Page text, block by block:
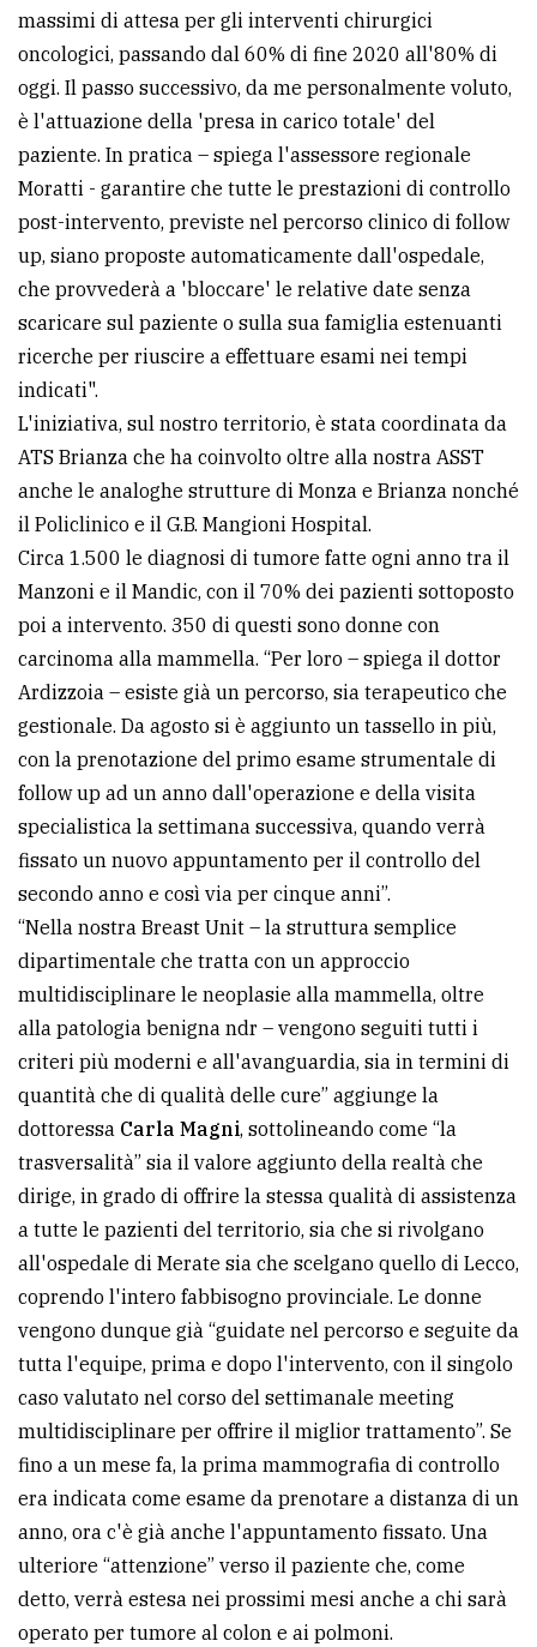
massimi di attesa per gli interventi chirurgici
oncologici, passando dal 60% di fine 2020 all'80% di
oggi. Il passo successivo, da me personalmente voluto,
è l'attuazione della 'presa in carico totale' del
paziente. In pratica – spiega l'assessore regionale
Moratti - garantire che tutte le prestazioni di controllo
post-intervento, previste nel percorso clinico di follow
up, siano proposte automaticamente dall'ospedale,
che provvederà a 'bloccare' le relative date senza
scaricare sul paziente o sulla sua famiglia estenuanti
ricerche per riuscire a effettuare esami nei tempi
indicati".
L'iniziativa, sul nostro territorio, è stata coordinata da
ATS Brianza che ha coinvolto oltre alla nostra ASST
anche le analoghe strutture di Monza e Brianza nonché
il Policlinico e il G.B. Mangioni Hospital.
Circa 1.500 le diagnosi di tumore fatte ogni anno tra il
Manzoni e il Mandic, con il 70% dei pazienti sottoposto
poi a intervento. 350 di questi sono donne con
carcinoma alla mammella. “Per loro – spiega il dottor
Ardizzoia – esiste già un percorso, sia terapeutico che
gestionale. Da agosto si è aggiunto un tassello in più,
con la prenotazione del primo esame strumentale di
follow up ad un anno dall'operazione e della visita
specialistica la settimana successiva, quando verrà
fissato un nuovo appuntamento per il controllo del
secondo anno e così via per cinque anni”.
“Nella nostra Breast Unit – la struttura semplice
dipartimentale che tratta con un approccio
multidisciplinare le neoplasie alla mammella, oltre
alla patologia benigna ndr – vengono seguiti tutti i
criteri più moderni e all'avanguardia, sia in termini di
quantità che di qualità delle cure” aggiunge la
dottoressa Carla Magni, sottolineando come “la
trasversalità” sia il valore aggiunto della realtà che
dirige, in grado di offrire la stessa qualità di assistenza
a tutte le pazienti del territorio, sia che si rivolgano
all'ospedale di Merate sia che scelgano quello di Lecco,
coprendo l'intero fabbisogno provinciale. Le donne
vengono dunque già “guidate nel percorso e seguite da
tutta l'equipe, prima e dopo l'intervento, con il singolo
caso valutato nel corso del settimanale meeting
multidisciplinare per offrire il miglior trattamento”. Se
fino a un mese fa, la prima mammografia di controllo
era indicata come esame da prenotare a distanza di un
anno, ora c'è già anche l'appuntamento fissato. Una
ulteriore “attenzione” verso il paziente che, come
detto, verrà estesa nei prossimi mesi anche a chi sarà
operato per tumore al colon e ai polmoni.